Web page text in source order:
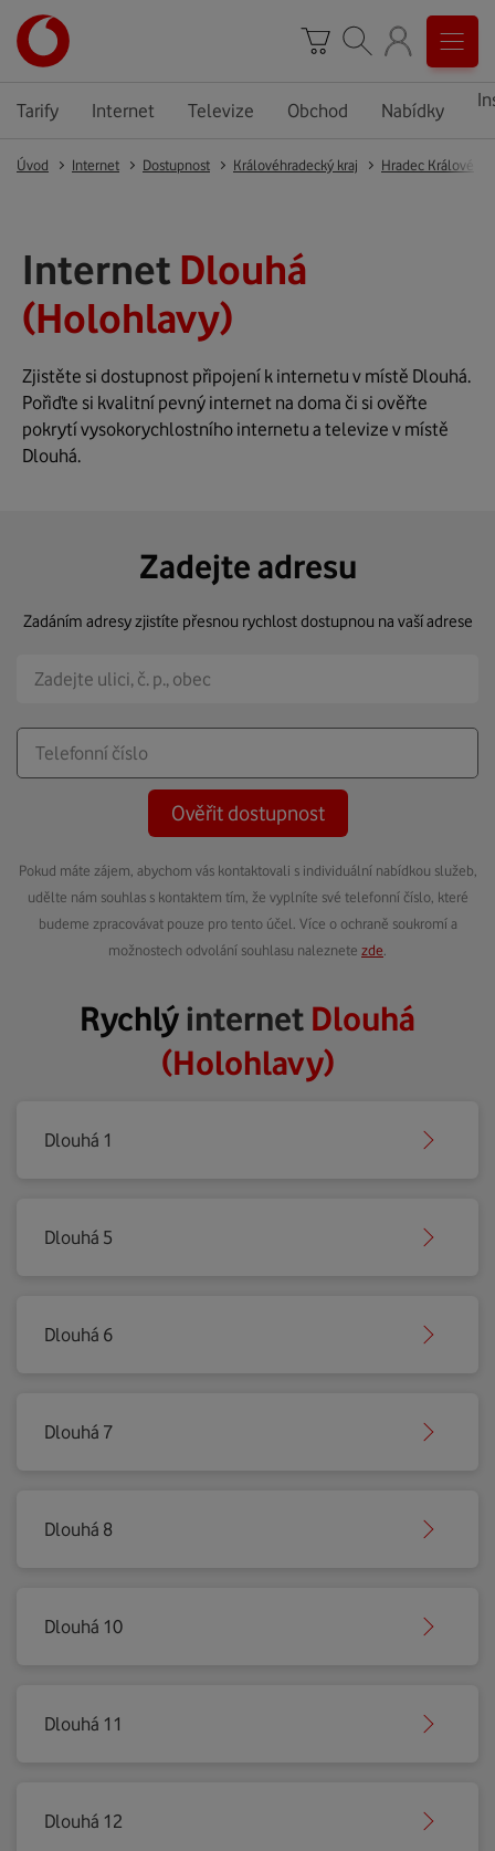
Tarify Internet Televize Obchod Nabídky
Úvod Internet Dostupnost Královéhradecký kraj Hradec Králové
Internet Dlouhá
(Holohlavy)
Zjistěte si dostupnost připojení k internetu v místě Dlouhá.
Pořiďte si kvalitní pevný internet na doma či si ověřte
pokrytí vysokorychlostního internetu a televize v místě
Dlouhá.
Zadejte adresu
Zadáním adresy zjistíte přesnou rychlost dostupnou na vaší adrese
Ověřit dostupnost
Pokud máte zájem, abychom vás kontaktovali s individuální nabídkou služeb,
udělte nám souhlas s kontaktem tím, že vyplníte své telefonní číslo, které
budeme zpracovávat pouze pro tento účel. Více o ochraně soukromí a
možnostech odvolání souhlasu naleznete zde
Rychlýinternet Dlouhá
(Holohlavy)
Dlouhá 1
Dlouhá 5
Dlouhá 6
Dlouhá 7
Dlouhá 8
Dlouhá 10
Dlouhá 11
Dlouhá 12